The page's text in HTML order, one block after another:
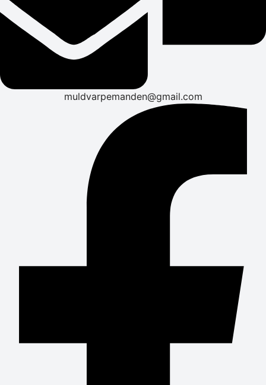
muldvarpemanden@gmail.com